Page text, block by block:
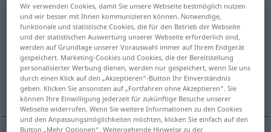
zusammentun
Übersicht aller Übersetzungen
(Für mehr Details die Übersetzung anklicken/antippen)
联合
Wir verwenden Cookies, damit Sie unsere Webseite bestmöglich nutzen
und wir besser mit Ihnen kommunizieren können. Notwendige,
funktionale und statistische Cookies, die für den Betrieb der Webseite
und der statistischen Auswertung unserer Webseite erforderlich sind,
werden auf Grundlage unserer Vorauswahl immer auf Ihrem Endgerät
gespeichert. Marketing-Cookies und Cookies, die der Bereitstellung
personalisierter Werbung dienen, werden nur gespeichert, wenn Sie uns
durch einen Klick auf den „Akzeptieren“-Button Ihr Einverständnis
geben. Klicken Sie ansonsten auf „Fortfahren ohne Akzeptieren“. Sie
können Ihre Einwilligung jederzeit für zukünftige Besuche unserer
Webseite widerrufen. Wenn Sie weitere Informationen zu den Cookies
und den Anpassungsmöglichkeiten möchten, klicken Sie einfach auf den
Button „Mehr Optionen“. Weitergehende Hinweise zu der